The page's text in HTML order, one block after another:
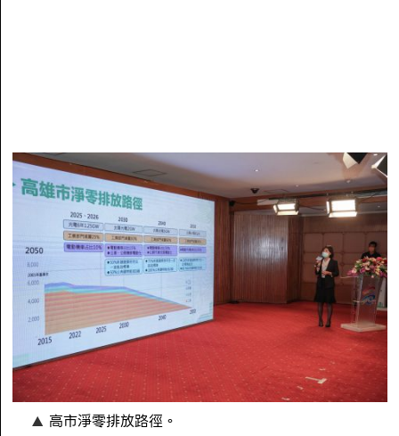
高市淨零排放路徑。